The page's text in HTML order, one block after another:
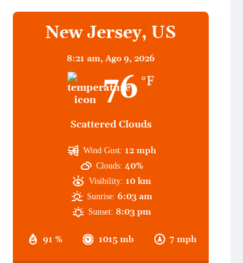
New Jersey, US
8:21 am,Ago 9, 2026
76 °F
Scattered Clouds
91 % 1015 mb 7 mph
Wind Gust: 12 mph
Clouds: 40%
Visibility: 10 km
Sunrise: 6:03 am
Sunset: 8:03 pm